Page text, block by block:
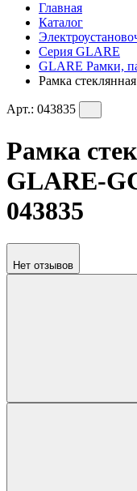
Главная
Каталог
Серия GLARE
GLARE Рамки,
Рамка
Арт.: 043835
Рамка
GLARE-
043835
Нет отзывов